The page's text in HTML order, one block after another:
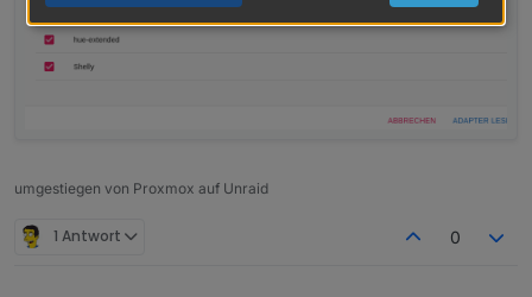
umgestiegen von Proxmox auf Unraid
1 Antwort 0